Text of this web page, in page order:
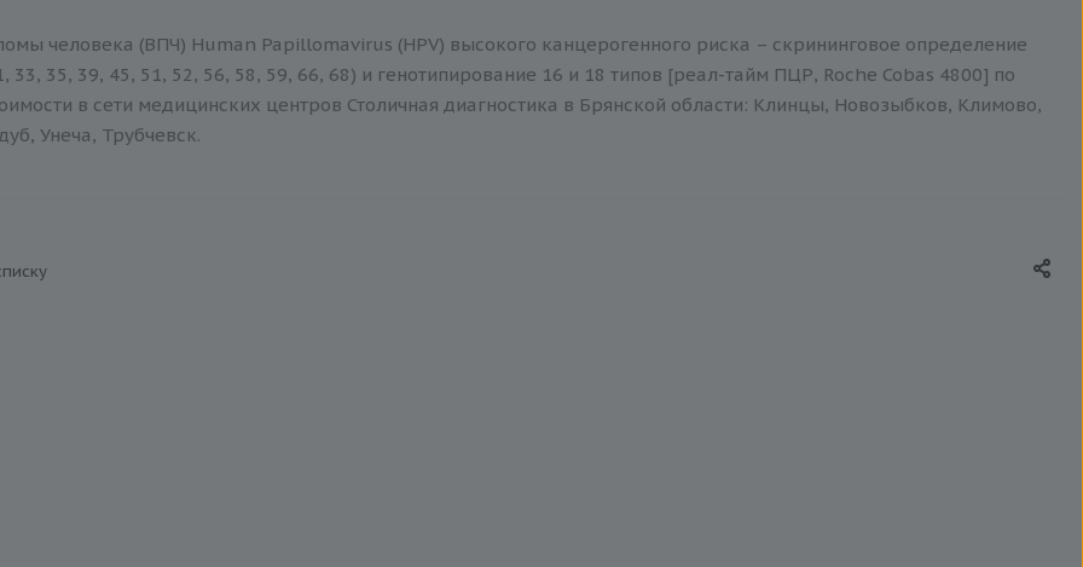
человека (ВПЧ) Human Papillomavirus (HPV) высокого канцерогенного риска – скрининговое определение
33, 35, 39, 45, 51, 52, 56, 58, 59, 66, 68) и генотипирование 16 и 18 типов [реал-тайм ПЦР, Roche Cobas 4800] по
в сети медицинских центров Столичная диагностика в Брянской области: Клинцы, Новозыбков, Климово,
Унеча, Трубчевск.